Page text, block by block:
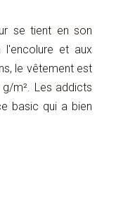
se tient en son
et aux
le vêtement est
m². Les addicts
basic qui a bien